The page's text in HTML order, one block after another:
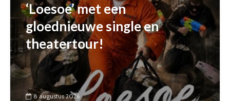
‘Loesoe’ met een
gloednieuwe single en
theatertour!
8 augustus 2026